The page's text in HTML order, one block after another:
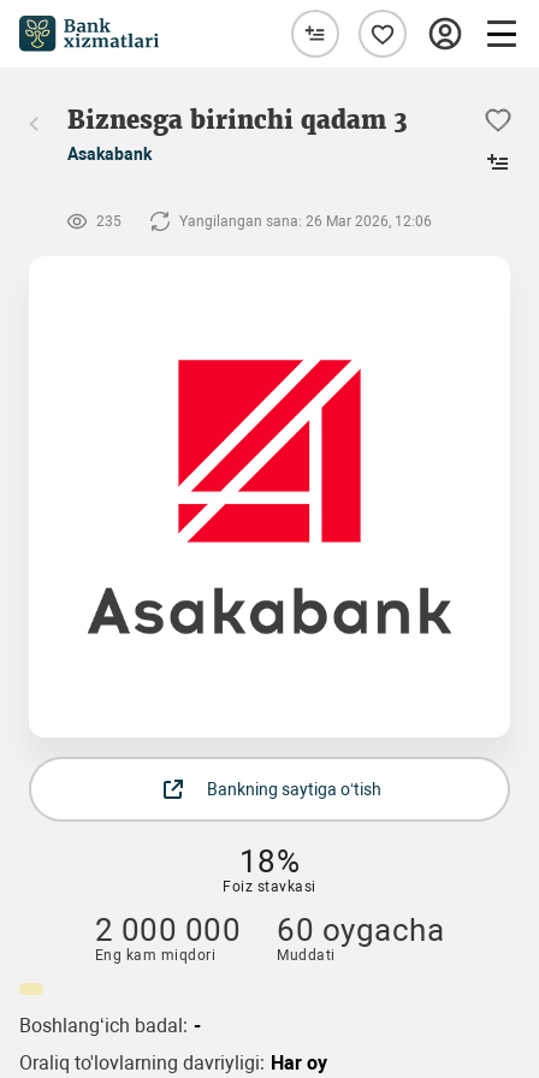
Biznesga birinchi qadam 3
Asakabank
235 Yangilangan sana: 26 Mar 2026, 12:06
Bankning saytiga o‘tish
18%
Foiz stavkasi
2 000 000
Eng kam miqdori
60 oygacha
Muddati
Boshlang‘ich badal: -
Oraliq to'lovlarning davriyligi: Har oy